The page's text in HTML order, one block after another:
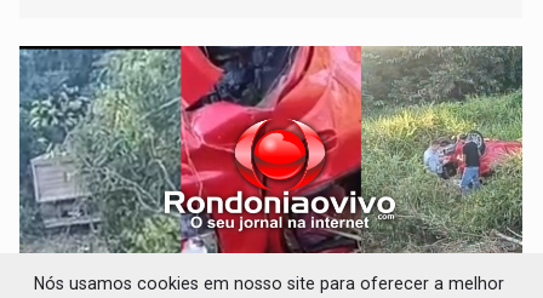
Nós usamos cookies em nosso site para oferecer a melhor